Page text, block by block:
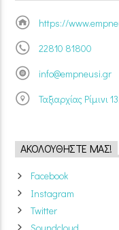
https://
22810 81800
info@empneusi.gr
Ταξιαρχίας Ρίμινι
ΑΚΟΛΟΥΘΉΣΤΕ ΜΑΣ!
Facebook
Instagram
Twitter